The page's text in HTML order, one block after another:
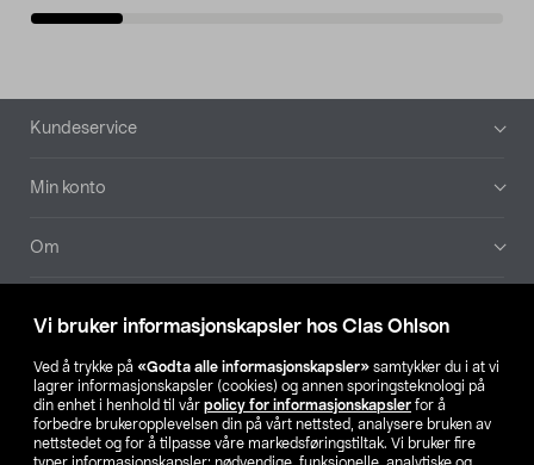
Vi bruker informasjonskapsler hos Clas Ohlson
Ved å trykke på «Godta alle informasjonskapsler» samtykker du i at vi
lagrer informasjonskapsler (cookies) og annen sporingsteknologi på
din enhet i henhold til vår policy for informasjonskapsler for å
forbedre brukeropplevelsen din på vårt nettsted, analysere bruken av
nettstedet og for å tilpasse våre markedsføringstiltak. Vi bruker fire
Bunntekst
Kundeservice
Min konto
Om
Våre selskaper
Finn din butikk